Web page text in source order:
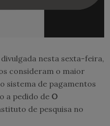
divulgada nesta sexta-feira,
consideram o maior
sistema de pagamentos
a pedido de O
de pesquisa no